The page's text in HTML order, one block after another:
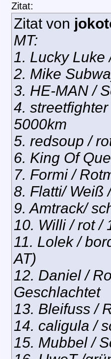
Zitat:
Zitat von
MT:
1. Lucky Luke
2. Mike
3. HE-MAN /
4.
5000km
5. redsoup /
6. King Of
7. Formi /
8. Flatti/ Weiß
9. Amtrack/
10. Willi / rot /
11. Lolek /
AT)
12. Daniel /
Geschlachtet
13. Bleifuss /
14. caligula /
15. Mubbel /